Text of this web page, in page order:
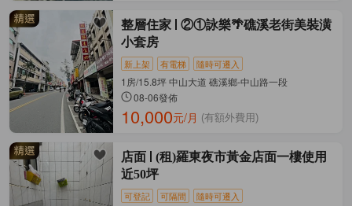
整層住家
②①詠樂🌴礁溪老街美裝潢
小套房
新上架 有電梯 隨時可遷入
1房/15.8坪 中山大道 礁溪鄉-中山路一段
08-06發佈
10,000元/月 (有額外費用)
店面
(租)羅東夜市黃金店面一樓使用
近50坪
可登記 可隔間 隨時可遷入